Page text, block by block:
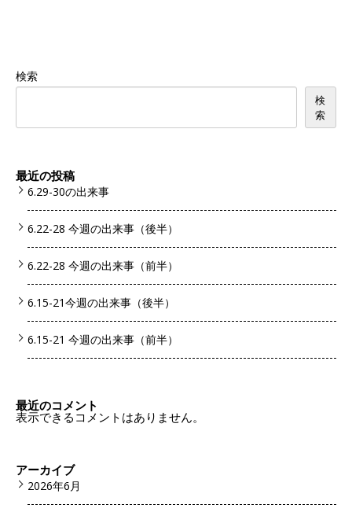
検索
検
索
最近の投稿
6.29-30の出来事
6.22-28 今週の出来事（後半）
6.22-28 今週の出来事（前半）
6.15-21今週の出来事（後半）
6.15-21 今週の出来事（前半）
最近のコメント
表示できるコメントはありません。
アーカイブ
2026年6月